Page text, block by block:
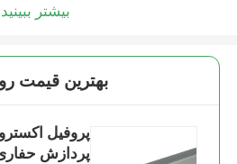
بیشتر ببینید
بهترين قيمت
پروفیل
پردازش